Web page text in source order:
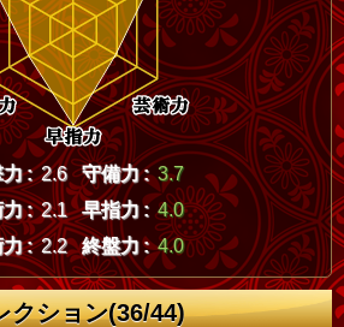
力 : 2.6 守備力 : 3.7
力 : 2.1 早指力 : 4.0
力 : 2.2 終盤力 : 4.0
クション(36/44)